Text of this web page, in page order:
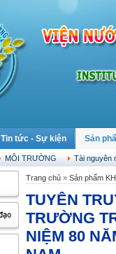
Tin tức - Sự kiện Sản
MÔI TRƯỜNG Tài nguyên
Trang chủ » Sản phẩm
TUYÊN
TRƯỜNG
NIỆM 80